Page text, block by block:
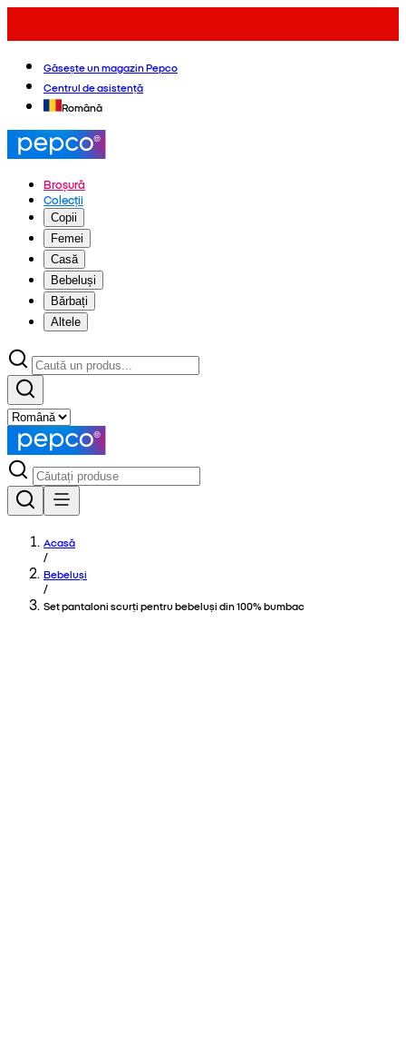
Găsește un magazin Pepco
Centrul de asistență
Română
Broșură
Colecții
Copii
Femei
Casă
Bebeluși
Bărbați
Altele
Acasă
/
Bebeluși
/
Set pantaloni scurți pentru bebeluși din 100% bumbac